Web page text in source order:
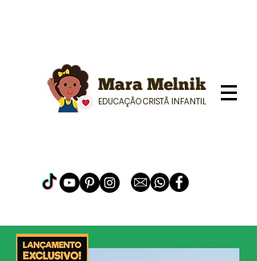
Mara Melnik
EDUCAÇÃO CRISTÃ INFANTIL